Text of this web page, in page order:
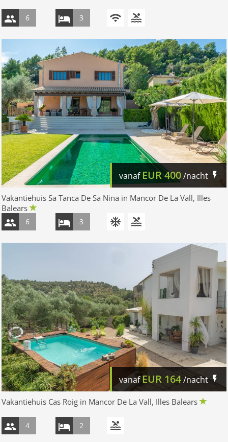
6 3
vanaf EUR400/nacht
Vakantiehuis Sa Tanca De Sa Nina in Mancor De La Vall, Illes
Balears
6 3
vanafEUR 164/nacht
Vakantiehuis Cas Roig in Mancor De La Vall, Illes Balears
4 2